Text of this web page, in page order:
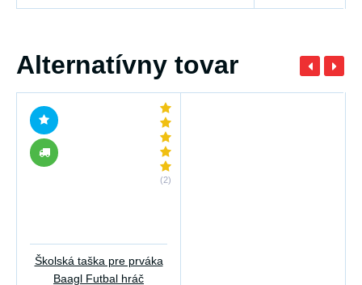
Alternatívny tovar
(2)
Školská taška pre prváka
Baagl Futbal hráč